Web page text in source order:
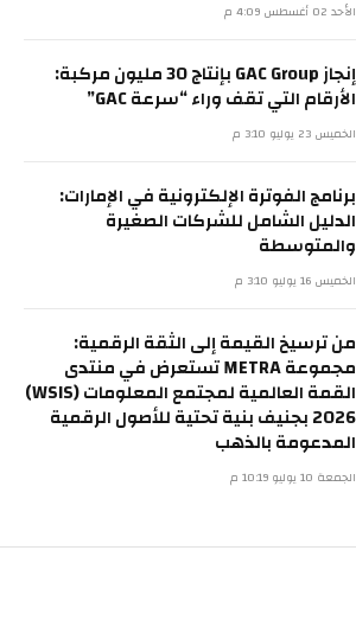
الأحد 02 أغسطس 4:09 م
إنجاز GAC Group بإنتاج 30 مليون مركبة:
الأرقام التي تقف وراء “سرعة GAC”
الخميس 23 يوليو 3:10 م
برنامج الفوترة الإلكترونية في الإمارات:
الدليل الشامل للشركات الصغيرة
والمتوسطة
الخميس 16 يوليو 3:10 م
من ترسيخ القيمة إلى الثقة الرقمية:
مجموعة METRA تستعرض في منتدى
القمة العالمية لمجتمع المعلومات (WSIS)
2026 بجنيف بنية تحتية للأصول الرقمية
المدعومة بالذهب
الجمعة 10 يوليو 10:19 م